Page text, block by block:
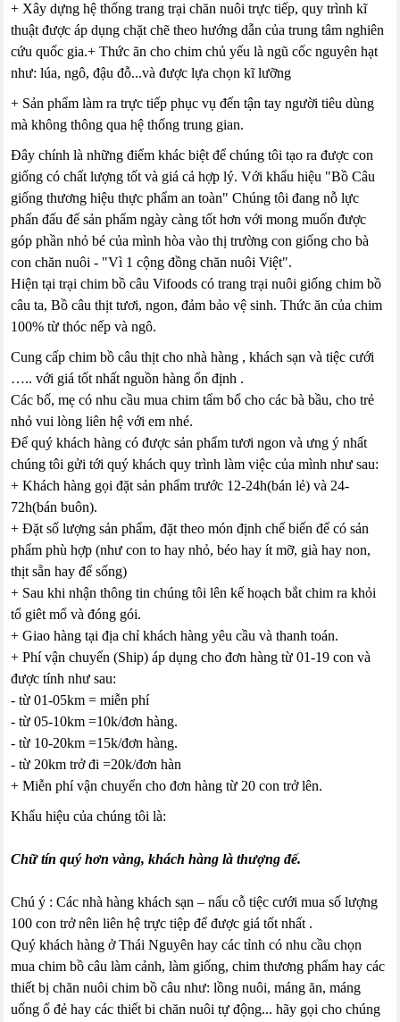
+ Xây dựng hệ thống trang trại chăn nuôi trực tiếp, quy trình kĩ
thuật được áp dụng chặt chẽ theo hướng dẫn của trung tâm nghiên
cứu quốc gia.+ Thức ăn cho chim chủ yếu là ngũ cốc nguyên hạt
như: lúa, ngô, đậu đỗ...và được lựa chọn kĩ lưỡng
+ Sản phẩm làm ra trực tiếp phục vụ đến tận tay người tiêu dùng
mà không thông qua hệ thống trung gian.
Đây chính là những điểm khác biệt để chúng tôi tạo ra được con
giống có chất lượng tốt và giá cả hợp lý. Với khẩu hiệu "Bồ Câu
giống thương hiệu thực phẩm an toàn" Chúng tôi đang nỗ lực
phấn đấu để sản phẩm ngày càng tốt hơn với mong muốn được
góp phần nhỏ bé của mình hòa vào thị trường con giống cho bà
con chăn nuôi - "Vì 1 cộng đồng chăn nuôi Việt".
Hiện tại trại chim bồ câu Vifoods có trang trại nuôi giống chim bồ
câu ta, Bồ câu thịt tươi, ngon, đảm bảo vệ sinh. Thức ăn của chim
100% từ thóc nếp và ngô.
Cung cấp chim bồ câu thịt cho nhà hàng , khách sạn và tiệc cưới
….. với giá tốt nhất nguồn hàng ổn định .
Các bố, mẹ có nhu cầu mua chim tẩm bổ cho các bà bầu, cho trẻ
nhỏ vui lòng liên hệ với em nhé.
Để quý khách hàng có được sản phẩm tươi ngon và ưng ý nhất
chúng tôi gửi tới quý khách quy trình làm việc của mình như sau:
+ Khách hàng gọi đặt sản phẩm trước 12-24h(bán lẻ) và 24-
72h(bán buôn).
+ Đặt số lượng sản phẩm, đặt theo món định chế biến để có sản
phẩm phù hợp (như con to hay nhỏ, béo hay ít mỡ, già hay non,
thịt sẵn hay để sống)
+ Sau khi nhận thông tin chúng tôi lên kế hoạch bắt chim ra khỏi
tổ giêt mổ và đóng gói.
+ Giao hàng tại địa chỉ khách hàng yêu cầu và thanh toán.
+ Phí vận chuyển (Ship) áp dụng cho đơn hàng từ 01-19 con và
được tính như sau:
- từ 01-05km = miễn phí
- từ 05-10km =10k/đơn hàng.
- từ 10-20km =15k/đơn hàng.
- từ 20km trở đi =20k/đơn hàn
+ Miễn phí vận chuyển cho đơn hàng từ 20 con trở lên.
Khẩu hiệu của chúng tôi là:
Chữ tín quý hơn vàng, khách hàng là thượng đế.
Chú ý : Các nhà hàng khách sạn – nấu cỗ tiệc cưới mua số lượng
100 con trở nên liên hệ trực tiệp để được giá tốt nhất .
Quý khách hàng ở Thái Nguyên hay các tỉnh có nhu cầu chọn
mua chim bồ câu làm cảnh, làm giống, chim thương phẩm hay các
thiết bị chăn nuôi chim bồ câu như: lồng nuôi, máng ăn, máng
uống ổ đẻ hay các thiết bi chăn nuôi tự động... hãy gọi cho chúng